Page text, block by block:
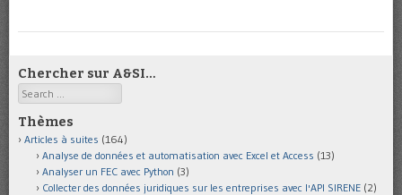
Chercher sur A&SI…
Search
Thèmes
Articles à suites (164)
Analyse de données et automatisation avec Excel et Access (13)
Analyser un FEC avec Python (3)
Collecter des données juridiques sur les entreprises avec l'API SIRENE (2)